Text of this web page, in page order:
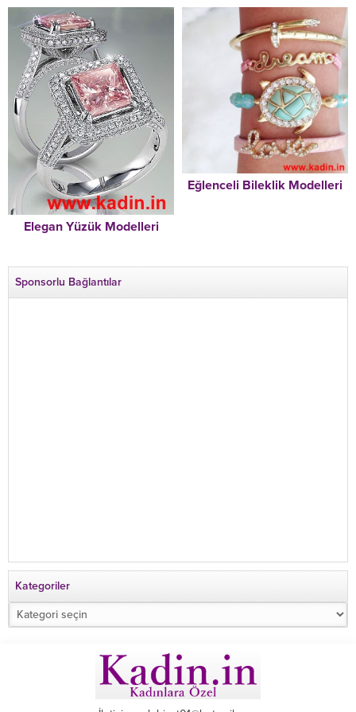
Elegan Yüzük Modelleri
Eğlenceli Bileklik Modelleri
Sponsorlu Bağlantılar
Kategoriler
Kategoriler